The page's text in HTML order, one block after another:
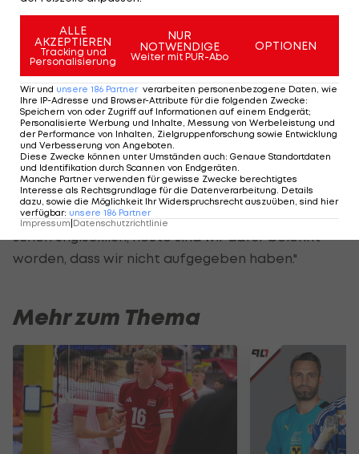
auch vor meinem Tor schon große Chancen, aber
Latte und Pfosten waren dagegen."
Jose Holebas (Spieler Griechenland):
0:3 im ersten Spiel ist so viel kritisiert worden.
Dass wir jetzt so weiterkommen ist schon
grandios. Respekt an die Jungs, sie haben alles
gegeben. Ich denke, dass wir verdient gewonnen
haben. Der Sieg und Aufstieg bedeutet einiges für
unser Land und unser Team. Wir haben alles dafür
getan, nie aufgegeben. Wir waren im Japan-Spiel
schon unglücklich, heute sind wir dafür belohnt
worden, dass wir nicht aufgegeben haben."
Mehr zum Thema
ALLE
AKZEPTIEREN
Tracking und
Personalisierung
NUR
NOTWENDIGE
Weiter mit PUR-Abo
OPTIONEN
Wir und unsere 186 Partner verarbeiten personenbezogene Daten, wie
Ihre IP-Adresse und Browser-Attribute für die folgenden Zwecke:
Speichern von oder Zugriff auf Informationen auf einem Endgerät;
Personalisierte Werbung und Inhalte, Messung von Werbeleistung und
der Performance von Inhalten, Zielgruppenforschung sowie Entwicklung
und Verbesserung von Angeboten.
Diese Zwecke können unter Umständen auch: Genaue Standortdaten
und Identifikation durch Scannen von Endgeräten.
Manche Partner verwenden für gewisse Zwecke berechtigtes
Interesse als Rechtsgrundlage für die Datenverarbeitung. Details
dazu, sowie die Möglichkeit Ihr Widerspruchsrecht auszuüben, sind hier
verfügbar: unsere 186 Partner
Impressum Datenschutzrichtlinie